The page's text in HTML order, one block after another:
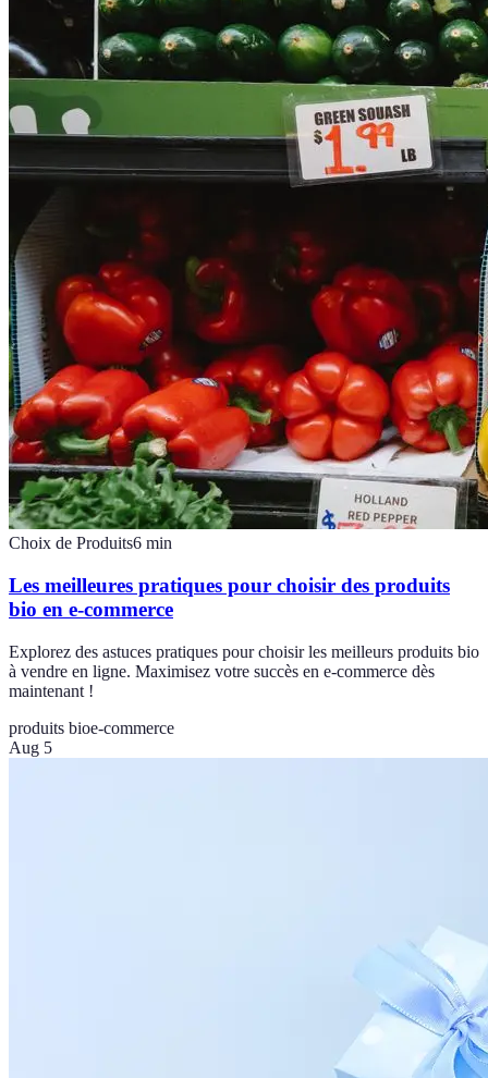
Choix de Produits6 min
Les meilleures pratiques pour choisir des produits
bio en e-commerce
Explorez des astuces pratiques pour choisir les meilleurs produits bio
à vendre en ligne. Maximisez votre succès en e-commerce dès
maintenant !
produits bioe-commerce
Aug 5